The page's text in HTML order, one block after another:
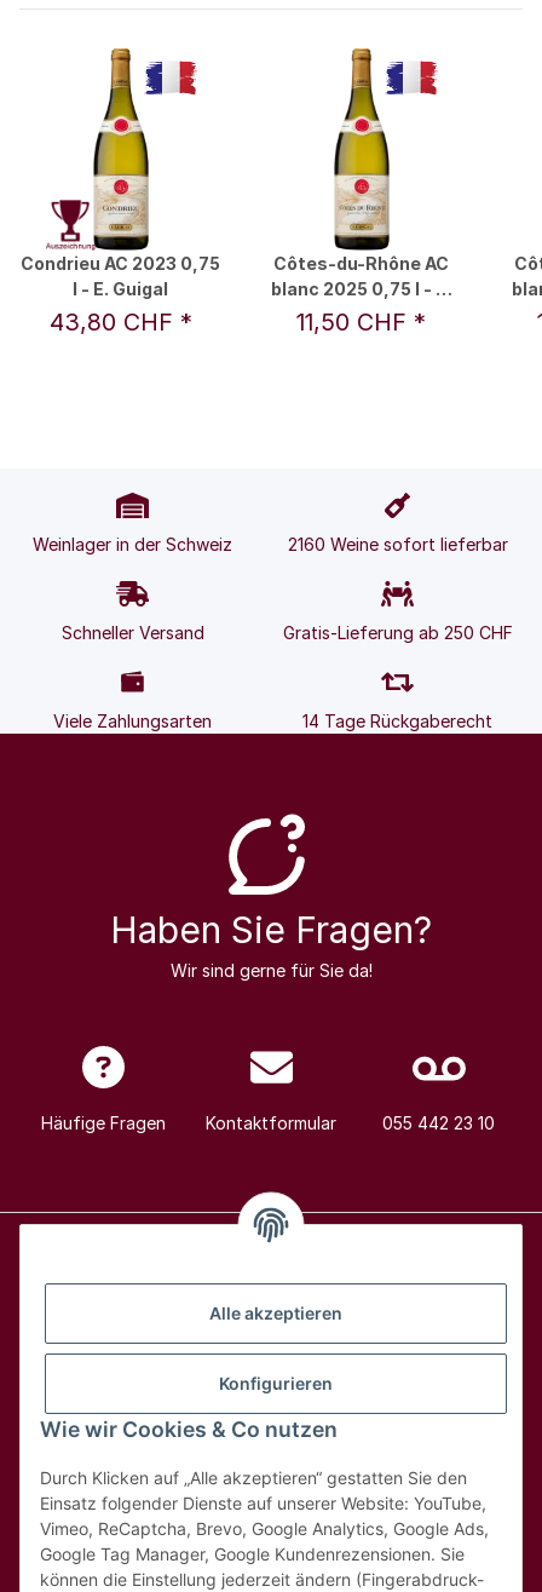
Alle akzeptieren
Konfigurieren
Wie wir Cookies & Co nutzen
Durch Klicken auf „Alle akzeptieren“ gestatten Sie den
Einsatz folgender Dienste auf unserer Website: YouTube,
Vimeo, ReCaptcha, Brevo, Google Analytics, Google Ads,
Google Tag Manager, Google Kundenrezensionen. Sie
können die Einstellung jederzeit ändern (Fingerabdruck-
Condrieu AC 2023 0,75
l - E. Guigal
43,80 CHF *
Côtes-du-Rhône AC
blanc 2025 0,75 l - E.
Guigal
11,50 CHF *
Weinlager in der Schweiz 2160 Weine sofort lieferbar
Schneller Versand Gratis-Lieferung ab 250 CHF
Viele Zahlungsarten 14 Tage Rückgaberecht
Haben Sie Fragen?
Wir sind gerne für Sie da!
Häufige Fragen Kontaktformular 055 442 23 10
Hilfe & Kontakt
Rechtliches